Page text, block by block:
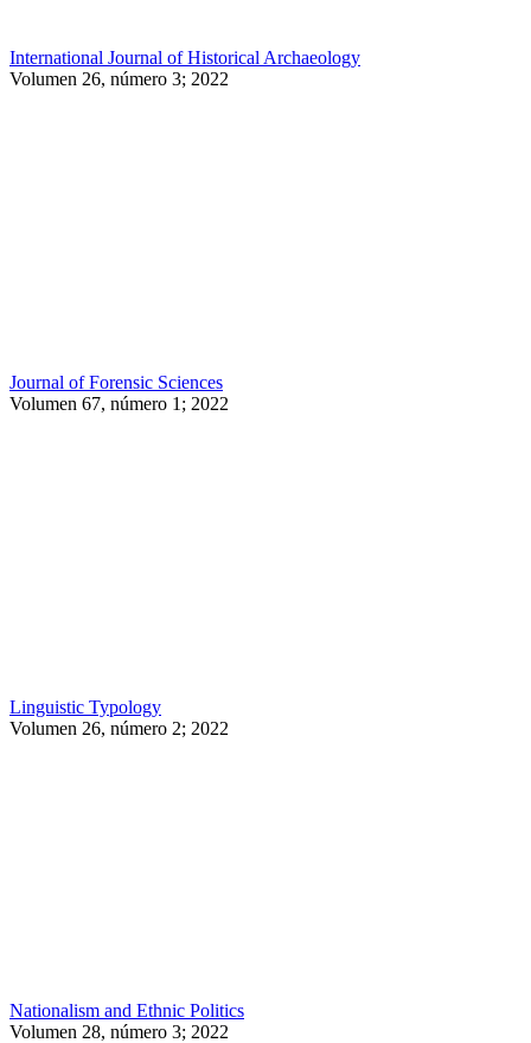
International Journal of Historical Archaeology
Volumen 26, número 3; 2022
Journal of Forensic Sciences
Volumen 67, número 1; 2022
Linguistic Typology
Volumen 26, número 2; 2022
Nationalism and Ethnic Politics
Volumen 28, número 3; 2022